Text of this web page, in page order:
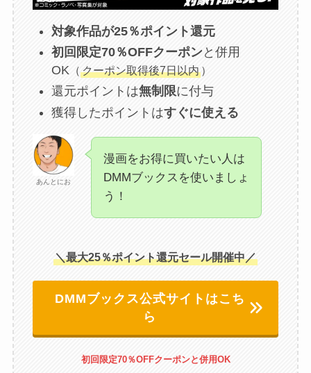
対象作品が25％ポイント還元
初回限定70％OFFクーポン と併用
OK （ クーポン取得後7日以内）
還元ポイントは無制限に付与
獲得したポイントはすぐに使える
あんとにお
漫画をお得に買いたい人は
DMMブックスを使いましょ
う！
＼最大25％ポイント還元セール開催中／
DMMブックス公式サイトはこち
ら
初回限定70％OFFクーポンと併用OK